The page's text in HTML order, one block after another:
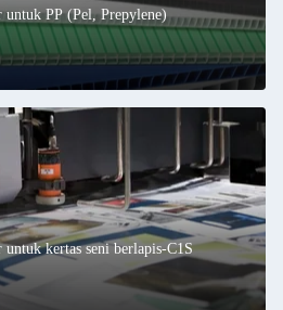
untuk PP (Pel, Prepylene)
kertas seni berlapis-C1S